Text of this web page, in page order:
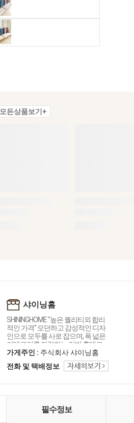
모든상품보기+
샤이닝홈
SHININGHOME "높은 퀄리티외 합리
적인 가격" 모던하고 감성적인 디자
인으로 모두를 사로 잡으며, 폭 넓은
카테고리를 자랑하는 리빙 홈데코
인테리어 샤이닝홈입니다.
가게주인 : 주식회사 샤이닝홈
전화 및 택배정보
필수정보